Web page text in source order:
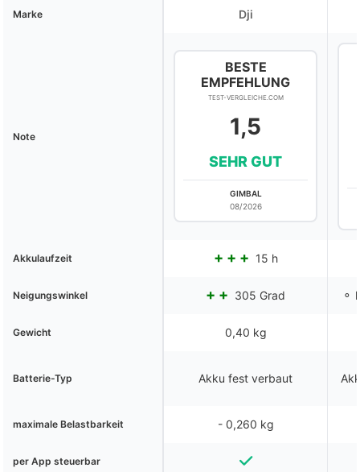
Marke Dji
Note
BESTE
EMPFEHLUNG
TEST-VERGLEICHE.COM
1,5
SEHR GUT
GIMBAL
08/2026
Akkulaufzeit 15 h
Neigungswinkel 305 Grad ⚬
Gewicht 0,40 kg
Batterie-Typ Akku fest verbaut
maximale Belastbarkeit - 0,260 kg
per App steuerbar